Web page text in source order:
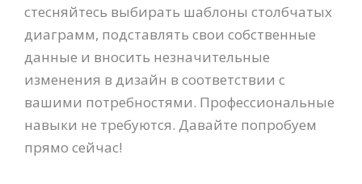
стесняйтесь выбирать шаблоны столбчатых
диаграмм, подставлять свои собственные
данные и вносить незначительные
изменения в дизайн в соответствии с
вашими потребностями. Профессиональные
навыки не требуются. Давайте попробуем
прямо сейчас!